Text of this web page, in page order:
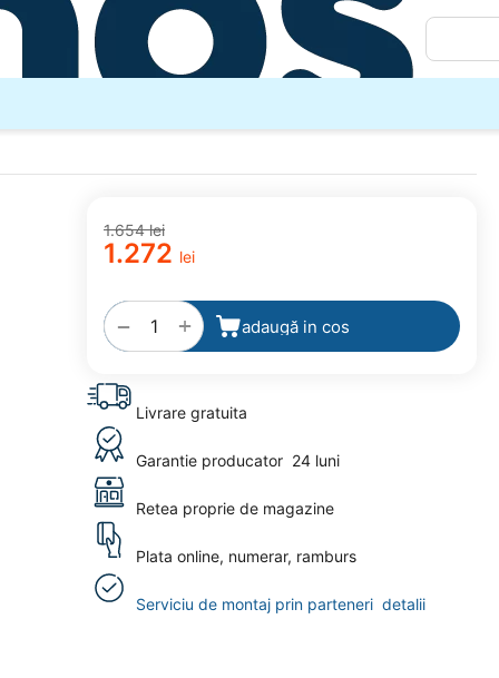
1.654 lei
1.272 lei
+
− adaugă in cos
la
favorite
Livrare gratuita
Garantie producator 24 luni
Retea proprie de magazine
Plata online, numerar, ramburs
Serviciu de montaj prin parteneri detalii